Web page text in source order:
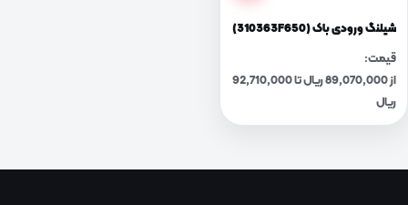
شیلنگ ورودی باک (310363F650)
قیمت:
از 89,070,000 ریال تا 92,710,000
ریال